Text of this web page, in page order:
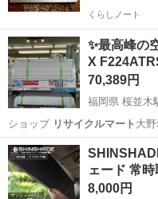
くらしノート
✨最高峰の
X
70,389円
福岡県 桜並木
ショップ リサイクルマート
ト大野城店 …
福岡 大野城市
ェード 常
8,000円